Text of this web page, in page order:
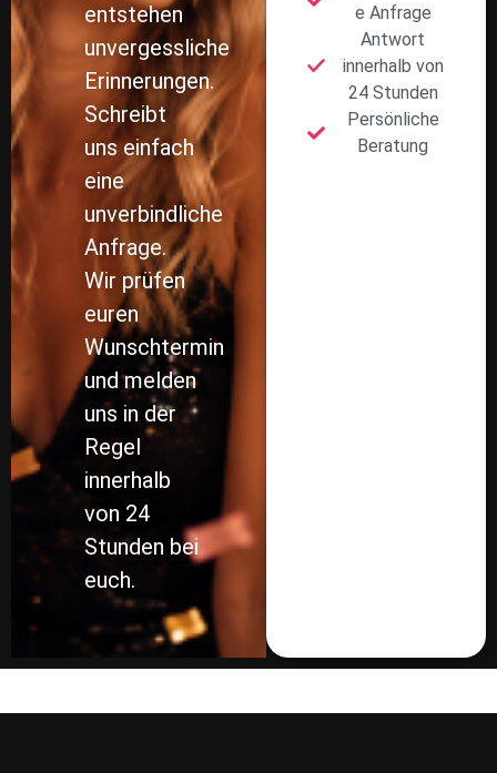
entstehen
unvergessliche
Erinnerungen.
Schreibt
uns einfach
eine
unverbindliche
Anfrage.
Wir prüfen
euren
Wunschtermin
und melden
uns in der
Regel
innerhalb
von 24
Stunden bei
euch.
e Anfrage
Antwort
innerhalb von
24 Stunden
Persönliche
Beratung